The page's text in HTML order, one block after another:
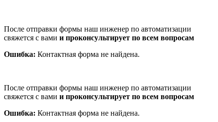
После отправки формы наш инженер по автоматизации
свяжется с вами и проконсультирует по всем вопросам
Ошибка: Контактная форма не найдена.
После отправки формы наш инженер по автоматизации
свяжется с вами и проконсультирует по всем вопросам
Ошибка: Контактная форма не найдена.